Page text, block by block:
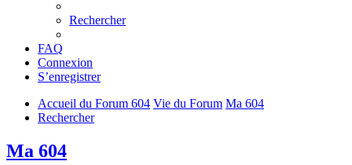
Rechercher
FAQ
Connexion
S’enregistrer
Accueil du Forum 604 Vie du Forum Ma 604
Rechercher
Ma 604